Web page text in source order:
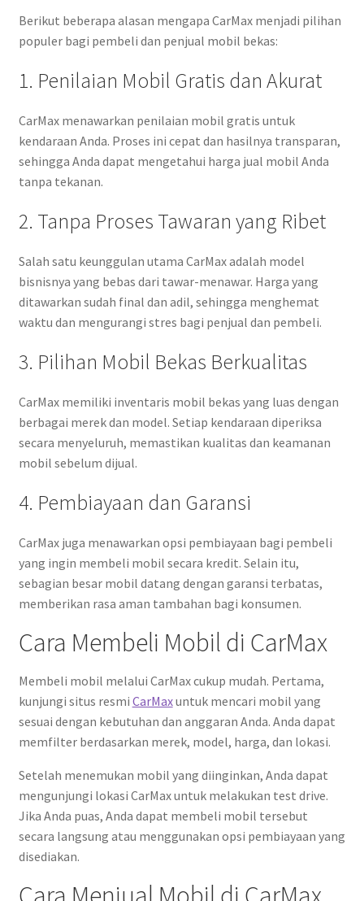
Berikut beberapa alasan mengapa CarMax menjadi pilihan
populer bagi pembeli dan penjual mobil bekas:
1. Penilaian Mobil Gratis dan Akurat
CarMax menawarkan penilaian mobil gratis untuk
kendaraan Anda. Proses ini cepat dan hasilnya transparan,
sehingga Anda dapat mengetahui harga jual mobil Anda
tanpa tekanan.
2. Tanpa Proses Tawaran yang Ribet
Salah satu keunggulan utama CarMax adalah model
bisnisnya yang bebas dari tawar-menawar. Harga yang
ditawarkan sudah final dan adil, sehingga menghemat
waktu dan mengurangi stres bagi penjual dan pembeli.
3. Pilihan Mobil Bekas Berkualitas
CarMax memiliki inventaris mobil bekas yang luas dengan
berbagai merek dan model. Setiap kendaraan diperiksa
secara menyeluruh, memastikan kualitas dan keamanan
mobil sebelum dijual.
4. Pembiayaan dan Garansi
CarMax juga menawarkan opsi pembiayaan bagi pembeli
yang ingin membeli mobil secara kredit. Selain itu,
sebagian besar mobil datang dengan garansi terbatas,
memberikan rasa aman tambahan bagi konsumen.
Cara Membeli Mobil di CarMax
Membeli mobil melalui CarMax cukup mudah. Pertama,
kunjungi situs resmi CarMaxuntuk mencari mobil yang
sesuai dengan kebutuhan dan anggaran Anda. Anda dapat
memfilter berdasarkan merek, model, harga, dan lokasi.
Setelah menemukan mobil yang diinginkan, Anda dapat
mengunjungi lokasi CarMax untuk melakukan test drive.
Jika Anda puas, Anda dapat membeli mobil tersebut
secara langsung atau menggunakan opsi pembiayaan yang
disediakan.